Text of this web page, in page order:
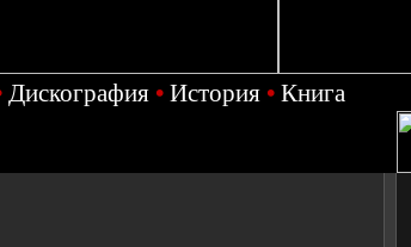
Дискография •История •Книга